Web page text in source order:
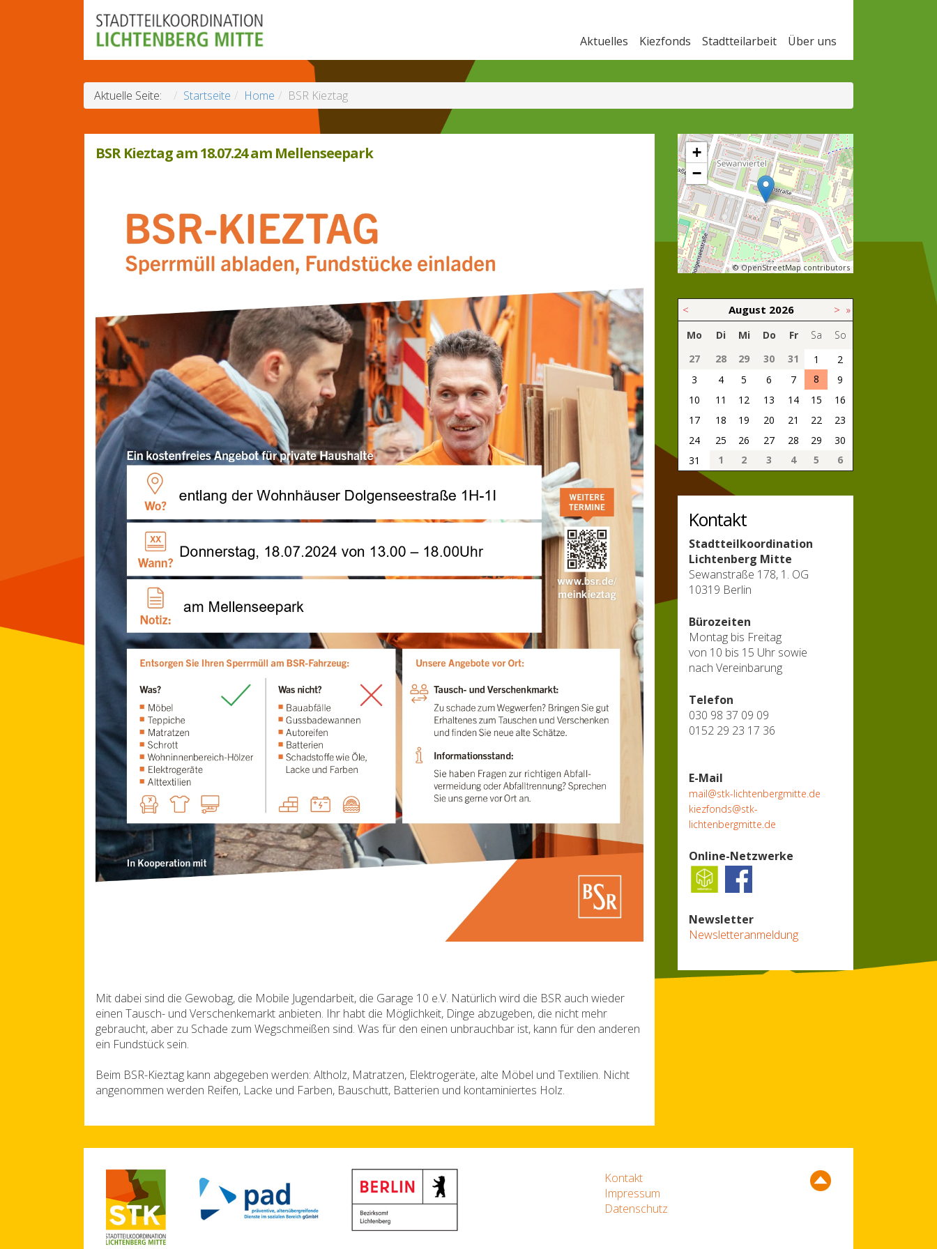
Aktuelles Kiezfonds Stadtteilarbeit Über uns
Aktuelle Seite: Startseite Home BSR Kieztag
BSR Kieztag am 18.07.24 am Mellenseepark
Mit dabei sind die Gewobag, die Mobile Jugendarbeit, die Garage 10 e.V. Natürlich wird die BSR auch wieder
einen Tausch- und Verschenkemarkt anbieten. Ihr habt die Möglichkeit, Dinge abzugeben, die nicht mehr
gebraucht, aber zu Schade zum Wegschmeißen sind. Was für den einen unbrauchbar ist, kann für den anderen
ein Fundstück sein.
Beim BSR-Kieztag kann abgegeben werden: Altholz, Matratzen, Elektrogeräte, alte Möbel und Textilien. Nicht
angenommen werden Reifen, Lacke und Farben, Bauschutt, Batterien und kontaminiertes Holz.
+
−
© OpenStreetMap contributors
< August 2026 > »
Mo Di Mi Do Fr Sa
So
27
28 29 30 31 1
2
3
4 5 6 7 8
9
10
11 12 13 14 15
16
17
18 19 20 21 22
23
24
25 26 27 28 29
30
31
1 2 3 4 5 6
Kontakt
Stadtteilkoordination
Lichtenberg Mitte
Sewanstraße 178, 1. OG
10319 Berlin
Bürozeiten
Montag bis Freitag
von 10 bis 15 Uhr sowie
nach Vereinbarung
Telefon
030 98 37 09 09
0152 29 23 17 36
E-Mail
mail@stk-lichtenbergmitte.de
kiezfonds@stk-
lichtenbergmitte.de
Online-Netzwerke
Newsletter
Newsletteranmeldung
Kontakt
Impressum
Datenschutz